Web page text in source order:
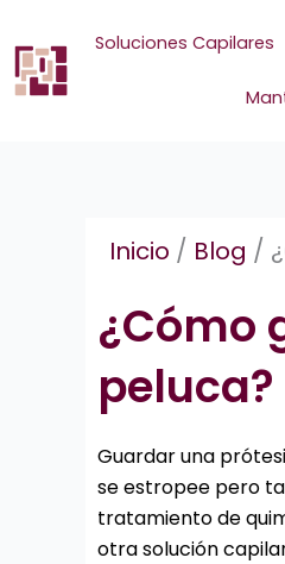
al
contenido
Soluciones Capilares
Inicio / Blog /
¿Cómo
peluca?
Guardar una
se estropee pero
tratamiento de
otra solución